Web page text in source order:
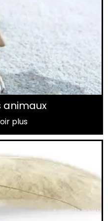
animaux
plus